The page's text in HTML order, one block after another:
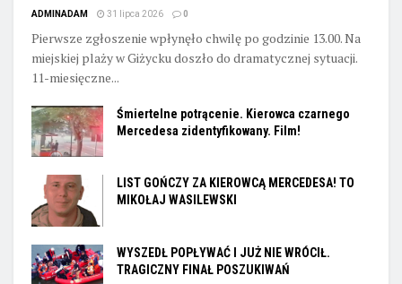
ADMINADAM 31 lipca 2026 0
Pierwsze zgłoszenie wpłynęło chwilę po godzinie 13.00. Na
miejskiej plaży w Giżycku doszło do dramatycznej sytuacji.
11-miesięczne...
Śmiertelne potrącenie. Kierowca czarnego
Mercedesa zidentyfikowany. Film!
LIST GOŃCZY ZA KIEROWCĄ MERCEDESA! TO
MIKOŁAJ WASILEWSKI
WYSZEDŁ POPŁYWAĆ I JUŻ NIE WRÓCIŁ.
TRAGICZNY FINAŁ POSZUKIWAŃ